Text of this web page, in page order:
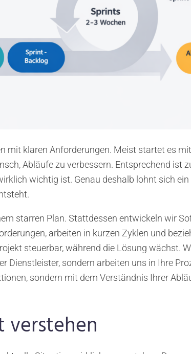
mit klaren Anforderungen. Meist startet es
Abläufe zu verbessern. Entsprechend ist
wichtig ist. Genau deshalb lohnt sich
starren Plan. Stattdessen entwickeln wir
arbeiten in kurzen Zyklen und
steuerbar, während die Lösung wächst.
Dienstleister, sondern arbeiten uns in Ihre
sondern mit dem Verständnis Ihrer
verstehen